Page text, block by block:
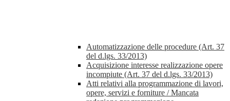
Automatizzazione delle procedure (Art. 37
del d.lgs. 33/2013)
Acquisizione interesse realizzazione opere
incompiute (Art. 37 del d.lgs. 33/2013)
Atti relativi alla programmazione di lavori,
opere, servizi e forniture / Mancata